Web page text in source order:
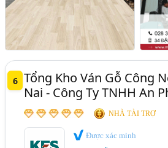
6 Tổng Kho Ván Gỗ Công
Nai - Công Ty TNHH An
NHÀ TÀI TRỢ
Được xác minh